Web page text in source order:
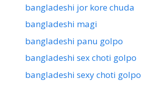
bangladeshi jor kore chuda
bangladeshi magi
bangladeshi panu golpo
bangladeshi sex choti golpo
bangladeshi sexy choti golpo